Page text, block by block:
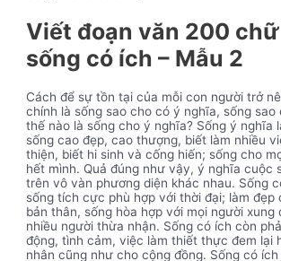
Viết đoạn văn 200
sống có ích – Mẫu 2
Cách để sự tồn tại của mỗi con người trở
chính là sống sao cho có ý nghĩa, sống sao
thế nào là sống cho ý nghĩa? Sống ý nghĩa
sống cao đẹp, cao thượng, biết làm nhiều
thiện, biết hi sinh và cống hiến; sống cho
hết mình. Quả đúng như vậy, ý nghĩa cuộc
trên vô vàn phương diện khác nhau. Sống
sống tích cực phù hợp với thời đại; làm đẹp
bản thân, sống hòa hợp với mọi người xung
nhiều người thừa nhận. Sống có ích còn
động, tình cảm, việc làm thiết thực đem lại
nhân cũng như cho cộng đồng. Sống có